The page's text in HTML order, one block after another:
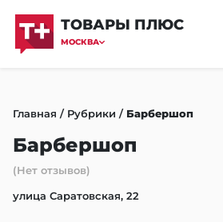
ТОВАРЫ ПЛЮС
МОСКВА
Главная / Рубрики / Барбершоп
Барбершоп
(Нет отзывов)
улица Саратовская, 22